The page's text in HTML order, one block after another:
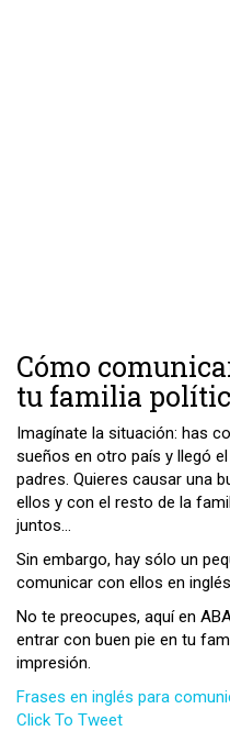
Cómo
tu familia
Imagínate la situación: has
sueños en otro país y llegó
padres. Quieres causar una
ellos y con el resto de la
juntos…
Sin embargo, hay sólo un
comunicar con ellos en
No te preocupes, aquí en
entrar con buen pie en tu
impresión.
Frases en inglés para
Click To Tweet